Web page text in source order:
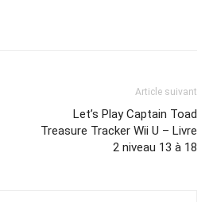
Article suivant
Let’s Play Captain Toad
Treasure Tracker Wii U – Livre
2 niveau 13 à 18